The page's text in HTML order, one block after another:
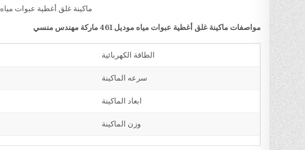
ماكينة غلق أغطية عبوات مياه
مواصفات ماكينة غلق أغطية عبوات مياه موديل 461 ماركة مهندس منسي
الطاقة الكهربائية
سرعه الماكينة
ابعاد الماكينة
وزن الماكينة